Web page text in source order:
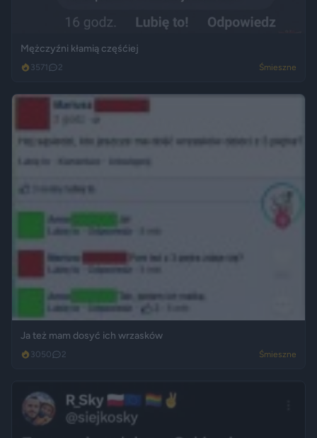
Mężczyźni kłamią częśćiej
3571 2 Śmieszne
Ja też mam dosyć ich wrzasków
3050 2 Śmieszne